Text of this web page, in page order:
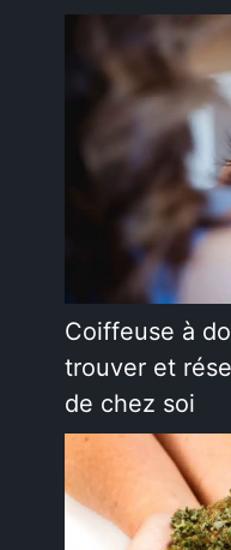
Coiffeuse à
trouver et
de chez soi